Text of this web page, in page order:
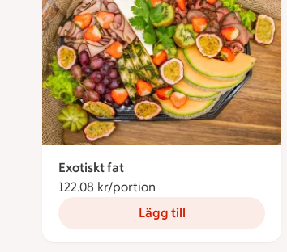
Exotiskt fat
122.08 kr/portion
Lägg till